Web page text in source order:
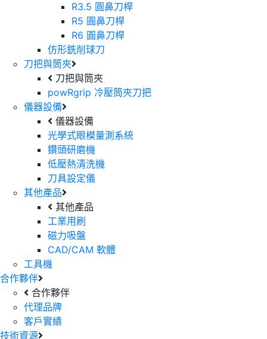
R3.5 圓鼻刀桿
R5 圓鼻刀桿
R6 圓鼻刀桿
仿形銑削球刀
刀把與筒夾
刀把與筒夾
powRgrip 冷壓筒夾刀把
儀器設備
儀器設備
光學式眼模量測系統
鑽頭研磨機
低壓熱清洗機
刀具設定儀
其他產品
其他產品
工業用刷
磁力吸盤
CAD/CAM 軟體
工具機
合作夥伴
合作夥伴
代理品牌
客戶實績
技術資源